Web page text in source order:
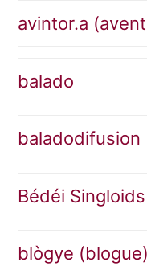
avintor.a
balado
baladodifusion
Bédéi
blògye (blogue)